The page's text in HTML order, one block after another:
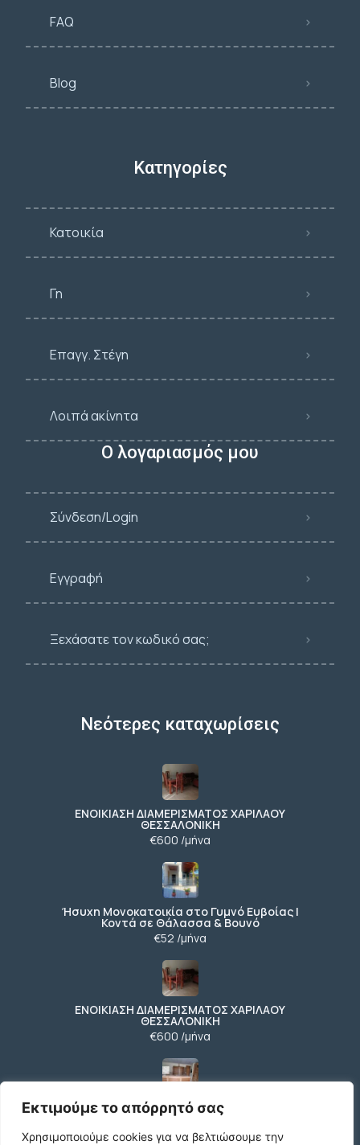
Εκτιμούμε το απόρρητό σας
Χρησιμοποιούμε cookies για να βελτιώσουμε την
FAQ
Blog
Κατηγορίες
Κατοικία
Γη
Επαγγ. Στέγη
Λοιπά ακίνητα
Ο λογαριασμός μου
Σύνδεση/Login
Εγγραφή
Ξεχάσατε τον κωδικό σας;
Νεότερες καταχωρίσεις
ΕΝΟΙΚΙΑΣΗ ΔΙΑΜΕΡΙΣΜΑΤΟΣ ΧΑΡΙΛΑΟΥ
ΘΕΣΣΑΛΟΝΙΚΗ
€600 /μήνα
Ήσυχη Μονοκατοικία στο Γυμνό Ευβοίας |
Κοντά σε Θάλασσα & Βουνό
€52 /μήνα
ΕΝΟΙΚΙΑΣΗ ΔΙΑΜΕΡΙΣΜΑΤΟΣ ΧΑΡΙΛΑΟΥ
ΘΕΣΣΑΛΟΝΙΚΗ
€600 /μήνα
Κωδικος ακινητου Μ480 καταστημα στον
Ευοσμο
€500 /μήνα